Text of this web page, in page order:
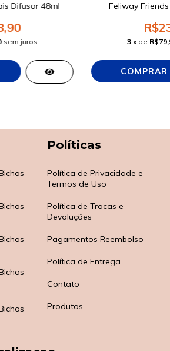
Difusor 48ml
sem juros
Feliway
3 x de
Políticas
Política de Privacidade e
Termos de Uso
Política de Trocas e
Devoluções
Pagamentos Reembolso
Política de Entrega
Contato
Produtos